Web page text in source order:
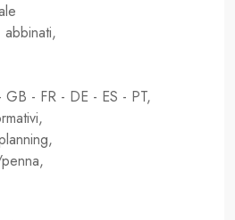
- FR - DE - ES - PT,